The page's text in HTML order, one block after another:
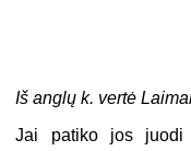
Iš anglų k. vertė
Jai patiko jos juodi